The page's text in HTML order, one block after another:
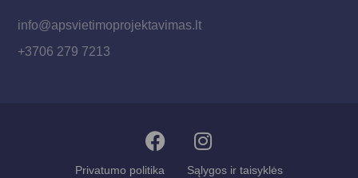
info@apsvietimoprojektavimas.lt
+3706 279 7213
Privatumo politika Sąlygos ir taisyklės